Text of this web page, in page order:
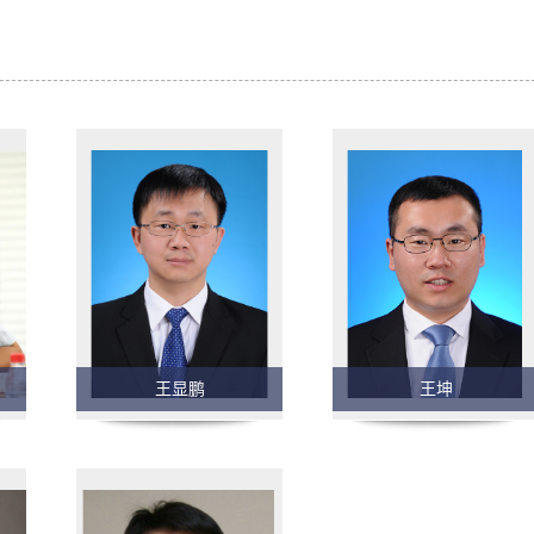
王显鹏 王坤